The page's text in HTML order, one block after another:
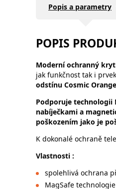
Popis a parametry
POPIS
Moderní ochranný kryt
jak funkčnost tak i
odstínu Cosmic
Podporuje
nabíječkami a
poškozením jako je
K dokonalé ochraně
spolehlivá ochrana
MagSafe technologie